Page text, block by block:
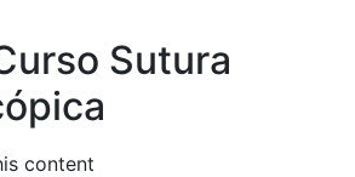
Sutura
content